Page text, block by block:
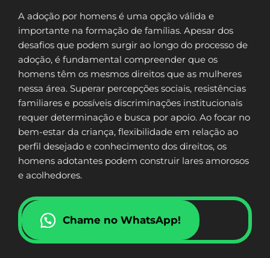
A adoção por homens é uma opção válida e
importante na formação de famílias. Apesar dos
desafios que podem surgir ao longo do processo de
adoção, é fundamental compreender que os
homens têm os mesmos direitos que as mulheres
nessa área. Superar percepções sociais, resistências
familiares e possíveis discriminações institucionais
requer determinação e busca por apoio. Ao focar no
bem-estar da criança, flexibilidade em relação ao
perfil desejado e conhecimento dos direitos, os
homens adotantes podem construir lares amorosos
e acolhedores.
Chame no WhatsApp!